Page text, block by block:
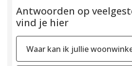
Antwoorden op
vind je hier
Waar kan ik jullie